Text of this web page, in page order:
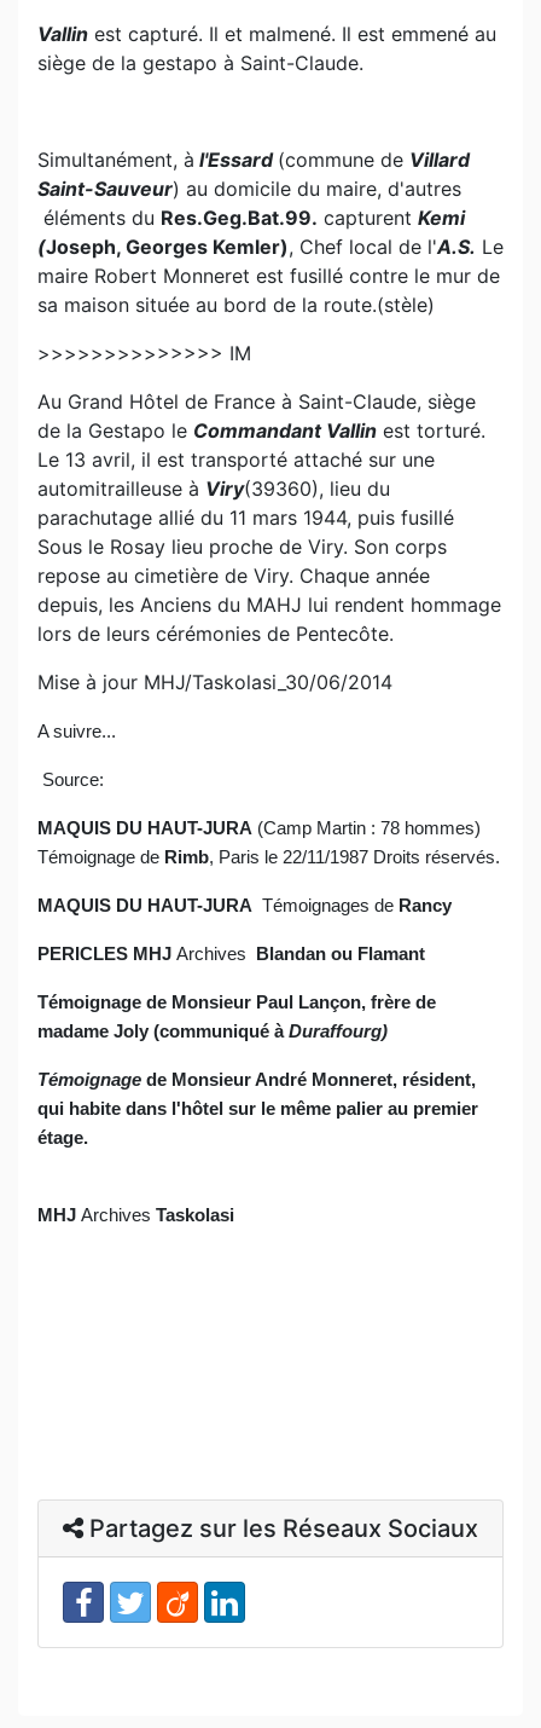
Vallin est capturé. Il et malmené. Il est emmené au
siège de la gestapo à Saint-Claude.
Simultanément, à l'Essard (commune de Villard
Saint-Sauveur) au domicile du maire, d'autres
éléments du Res.Geg.Bat.99. capturent Kemi
(Joseph, Georges Kemler), Chef local de l'A.S. Le
maire Robert Monneret est fusillé contre le mur de
sa maison située au bord de la route.(stèle)
>>>>>>>>>>>>>> IM
Au Grand Hôtel de France à Saint-Claude, siège
de la Gestapo le Commandant Vallin est torturé.
Le 13 avril, il est transporté attaché sur une
automitrailleuse à Viry(39360), lieu du
parachutage allié du 11 mars 1944, puis fusillé
Sous le Rosay lieu proche de Viry. Son corps
repose au cimetière de Viry. Chaque année
depuis, les Anciens du MAHJ lui rendent hommage
lors de leurs cérémonies de Pentecôte.
Mise à jour MHJ/Taskolasi_30/06/2014
A suivre...
Source:
MAQUIS DU HAUT-JURA (Camp Martin : 78 hommes)
Témoignage de Rimb, Paris le 22/11/1987 Droits réservés.
MAQUIS DU HAUT-JURA Témoignages de Rancy
PERICLES MHJ Archives Blandan ou Flamant
Témoignage de Monsieur Paul Lançon, frère de
madame Joly (communiqué àDuraffourg)
Témoignage de Monsieur André Monneret, résident,
qui habite dans l'hôtel sur le même palier au premier
étage.
MHJ Archives Taskolasi
Partagez sur les Réseaux Sociaux